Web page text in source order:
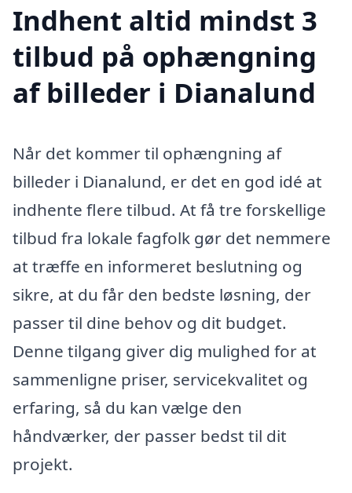
Indhent altid mindst 3
tilbud på ophængning
af billeder i Dianalund
Når det kommer til ophængning af
billeder i Dianalund, er det en god idé at
indhente flere tilbud. At få tre forskellige
tilbud fra lokale fagfolk gør det nemmere
at træffe en informeret beslutning og
sikre, at du får den bedste løsning, der
passer til dine behov og dit budget.
Denne tilgang giver dig mulighed for at
sammenligne priser, servicekvalitet og
erfaring, så du kan vælge den
håndværker, der passer bedst til dit
projekt.